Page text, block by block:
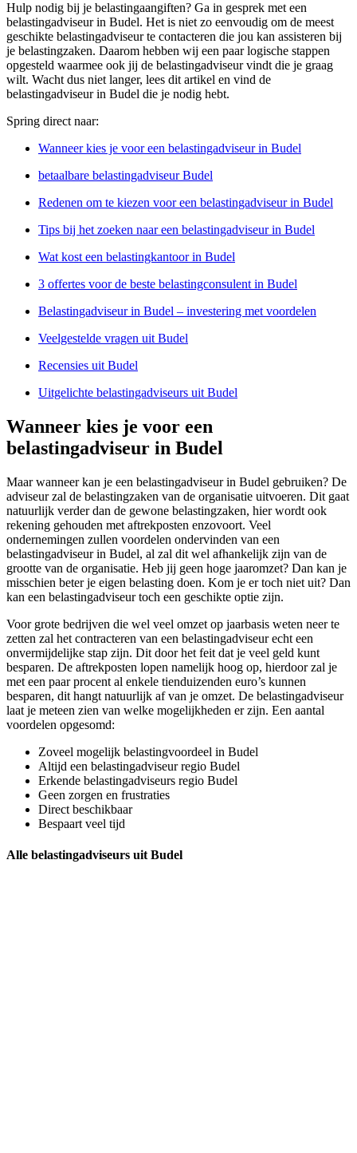
Hulp nodig bij je belastingaangiften? Ga in gesprek met een
belastingadviseur in Budel. Het is niet zo eenvoudig om de meest
geschikte belastingadviseur te contacteren die jou kan assisteren bij
je belastingzaken. Daarom hebben wij een paar logische stappen
opgesteld waarmee ook jij de belastingadviseur vindt die je graag
wilt. Wacht dus niet langer, lees dit artikel en vind de
belastingadviseur in Budel die je nodig hebt.
Spring direct naar:
Wanneer kies je voor een belastingadviseur in Budel
betaalbare belastingadviseur Budel
Redenen om te kiezen voor een belastingadviseur in Budel
Tips bij het zoeken naar een belastingadviseur in Budel
Wat kost een belastingkantoor in Budel
3 offertes voor de beste belastingconsulent in Budel
Belastingadviseur in Budel – investering met voordelen
Veelgestelde vragen uit Budel
Recensies uit Budel
Uitgelichte belastingadviseurs uit Budel
Wanneer kies je voor een
belastingadviseur in Budel
Maar wanneer kan je een belastingadviseur in Budel gebruiken? De
adviseur zal de belastingzaken van de organisatie uitvoeren. Dit gaat
natuurlijk verder dan de gewone belastingzaken, hier wordt ook
rekening gehouden met aftrekposten enzovoort. Veel
ondernemingen zullen voordelen ondervinden van een
belastingadviseur in Budel, al zal dit wel afhankelijk zijn van de
grootte van de organisatie. Heb jij geen hoge jaaromzet? Dan kan je
misschien beter je eigen belasting doen. Kom je er toch niet uit? Dan
kan een belastingadviseur toch een geschikte optie zijn.
Voor grote bedrijven die wel veel omzet op jaarbasis weten neer te
zetten zal het contracteren van een belastingadviseur echt een
onvermijdelijke stap zijn. Dit door het feit dat je veel geld kunt
besparen. De aftrekposten lopen namelijk hoog op, hierdoor zal je
met een paar procent al enkele tienduizenden euro’s kunnen
besparen, dit hangt natuurlijk af van je omzet. De belastingadviseur
laat je meteen zien van welke mogelijkheden er zijn. Een aantal
voordelen opgesomd:
Zoveel mogelijk belastingvoordeel in Budel
Altijd een belastingadviseur regio Budel
Erkende belastingadviseurs regio Budel
Geen zorgen en frustraties
Direct beschikbaar
Bespaart veel tijd
Alle belastingadviseurs uit Budel